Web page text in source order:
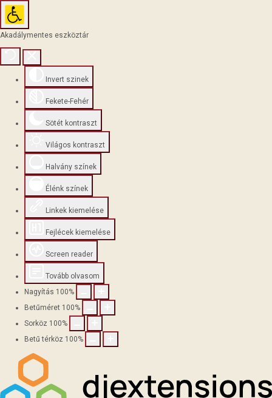
Akadálymentes eszköztár
Invert szinek
Fekete-Fehér
Sötét kontraszt
Világos kontraszt
Halvány színek
Élénk színek
Linkek kiemelése
Fejlécek kiemelése
Screen reader
Tovább olvasom
Nagyítás 100%
Betűméret 100%
Sorköz 100%
Betű térköz 100%